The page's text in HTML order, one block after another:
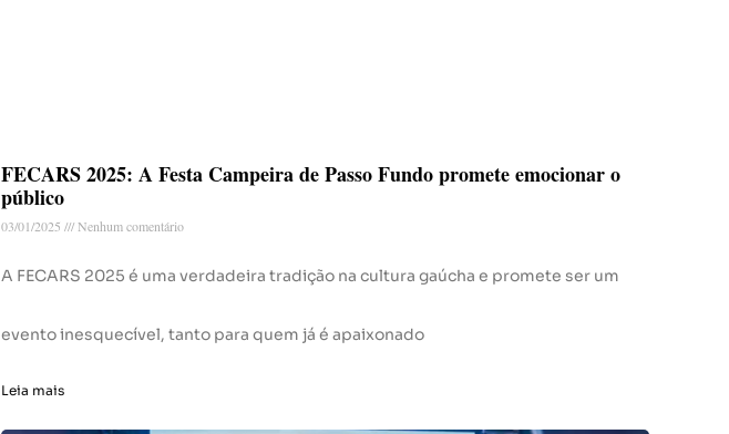
FECARS 2025: A Festa Campeira de Passo Fundo promete emocionar o
público
03/01/2025 Nenhum comentário
A FECARS 2025 é uma verdadeira tradição na cultura gaúcha e promete ser um
evento inesquecível, tanto para quem já é apaixonado
Leia mais